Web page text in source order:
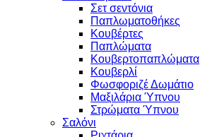
Σετ σεντόνια
Παπλωματοθήκες
Κουβέρτες
Παπλώματα
Κουβερτοπαπλώματα
Κουβερλί
Φωσφοριζέ Δωμάτιο
Μαξιλάρια Ύπνου
Στρώματα Ύπνου
Σαλόνι